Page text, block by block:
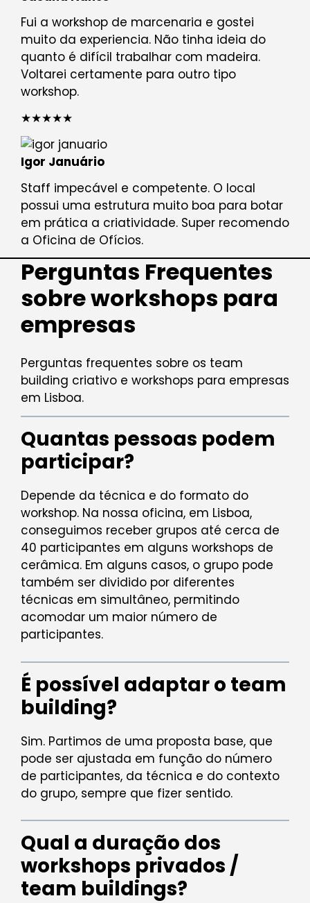
Fui a workshop de marcenaria e gostei
muito da experiencia. Não tinha ideia do
quanto é difícil trabalhar com madeira.
Voltarei certamente para outro tipo
workshop.
★★★★★
Igor Januário
Staff impecável e competente. O local
possui uma estrutura muito boa para botar
em prática a criatividade. Super recomendo
a Oficina de Ofícios.
Perguntas Frequentes
sobre workshops para
empresas
Perguntas frequentes sobre os team
building criativo e workshops para empresas
em Lisboa.
Quantas pessoas podem
participar?
Depende da técnica e do formato do
workshop. Na nossa oficina, em Lisboa,
conseguimos receber grupos até cerca de
40 participantes em alguns workshops de
cerâmica. Em alguns casos, o grupo pode
também ser dividido por diferentes
técnicas em simultâneo, permitindo
acomodar um maior número de
participantes.
É possível adaptar o team
building?
Sim. Partimos de uma proposta base, que
pode ser ajustada em função do número
de participantes, da técnica e do contexto
do grupo, sempre que fizer sentido.
Qual a duração dos
workshops privados /
team buildings?